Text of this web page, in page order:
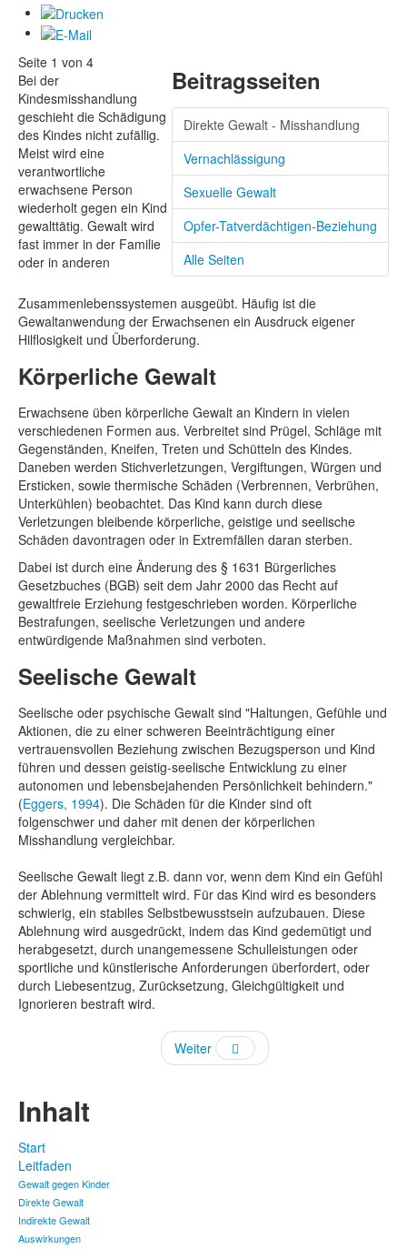
Beitragsseiten
Direkte Gewalt - Misshandlung
Vernachlässigung
Sexuelle Gewalt
Opfer-Tatverdächtigen-Beziehung
Alle Seiten
Seite 1 von 4
Bei der
Kindesmisshandlung
geschieht die Schädigung
des Kindes nicht zufällig.
Meist wird eine
verantwortliche
erwachsene Person
wiederholt gegen ein Kind
gewalttätig. Gewalt wird
fast immer in der Familie
oder in anderen
Zusammenlebenssystemen ausgeübt. Häufig ist die
Gewaltanwendung der Erwachsenen ein Ausdruck eigener
Hilflosigkeit und Überforderung.
Körperliche Gewalt
Erwachsene üben körperliche Gewalt an Kindern in vielen
verschiedenen Formen aus. Verbreitet sind Prügel, Schläge mit
Gegenständen, Kneifen, Treten und Schütteln des Kindes.
Daneben werden Stichverletzungen, Vergiftungen, Würgen und
Ersticken, sowie thermische Schäden (Verbrennen, Verbrühen,
Unterkühlen) beobachtet. Das Kind kann durch diese
Verletzungen bleibende körperliche, geistige und seelische
Schäden davontragen oder in Extremfällen daran sterben.
Dabei ist durch eine Änderung des § 1631 Bürgerliches
Gesetzbuches (BGB) seit dem Jahr 2000 das Recht auf
gewaltfreie Erziehung festgeschrieben worden. Körperliche
Bestrafungen, seelische Verletzungen und andere
entwürdigende Maßnahmen sind verboten.
Seelische Gewalt
Seelische oder psychische Gewalt sind "Haltungen, Gefühle und
Aktionen, die zu einer schweren Beeinträchtigung einer
vertrauensvollen Beziehung zwischen Bezugsperson und Kind
führen und dessen geistig-seelische Entwicklung zu einer
autonomen und lebensbejahenden Persönlichkeit behindern."
(Eggers, 1994). Die Schäden für die Kinder sind oft
folgenschwer und daher mit denen der körperlichen
Misshandlung vergleichbar.
Seelische Gewalt liegt z.B. dann vor, wenn dem Kind ein Gefühl
der Ablehnung vermittelt wird. Für das Kind wird es besonders
schwierig, ein stabiles Selbstbewusstsein aufzubauen. Diese
Ablehnung wird ausgedrückt, indem das Kind gedemütigt und
herabgesetzt, durch unangemessene Schulleistungen oder
sportliche und künstlerische Anforderungen überfordert, oder
durch Liebesentzug, Zurücksetzung, Gleichgültigkeit und
Ignorieren bestraft wird.
Weiter
Inhalt
Start
Leitfaden
Gewalt gegen Kinder
Direkte Gewalt
Indirekte Gewalt
Auswirkungen